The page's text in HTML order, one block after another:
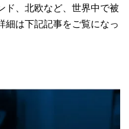
ド、北欧など、世界中で被
細は下記記事をご覧になっ